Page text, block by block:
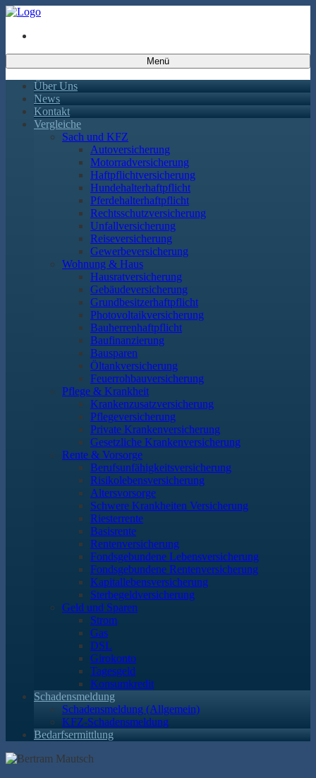
Menü
Über Uns
News
Kontakt
Vergleiche
Sach und KFZ
Autoversicherung
Motorradversicherung
Haftpflichtversicherung
Hundehalterhaftpflicht
Pferdehalterhaftpflicht
Rechtsschutzversicherung
Unfallversicherung
Reiseversicherung
Gewerbeversicherung
Wohnung & Haus
Hausratversicherung
Gebäudeversicherung
Grundbesitzerhaftpflicht
Photovoltaikversicherung
Bauherrenhaftpflicht
Baufinanzierung
Bausparen
Öltankversicherung
Feuerrohbauversicherung
Pflege & Krankheit
Krankenzusatzversicherung
Pflegeversicherung
Private Krankenversicherung
Gesetzliche Krankenversicherung
Rente & Vorsorge
Berufs­unfähigkeitsversicherung
Risikolebensversicherung
Altersvorsorge
Schwere Krankheiten Versicherung
Riesterrente
Basisrente
Rentenversicherung
Fondsgebundene Lebensversicherung
Fondsgebundene Rentenversicherung
Kapitallebensversicherung
Sterbegeldversicherung
Geld und Sparen
Strom
Gas
DSL
Girokonto
Tagesgeld
Konsumkredit
Schadensmeldung
Schadensmeldung (Allgemein)
KFZ-Schadensmeldung
Bedarfsermittlung